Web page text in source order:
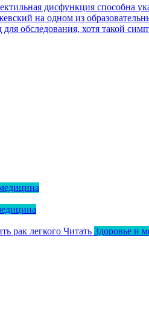
дисфункция способна
на одном из
обследования, хотя такой
рак легкого Читать Здоровье и